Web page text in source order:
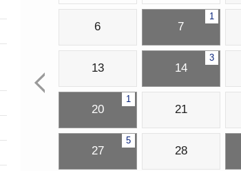
6
1
7
13
3
14
1
20 21
5
27 28